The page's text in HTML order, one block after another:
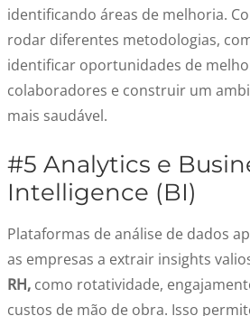
identificando áreas de melhoria.
rodar diferentes metodologias,
identificar oportunidades de
colaboradores e construir um
mais saudável.
#5 Analytics e
Intelligence (BI)
Plataformas de análise de dados
as empresas a extrair insights
RH, como rotatividade,
custos de mão de obra. Isso